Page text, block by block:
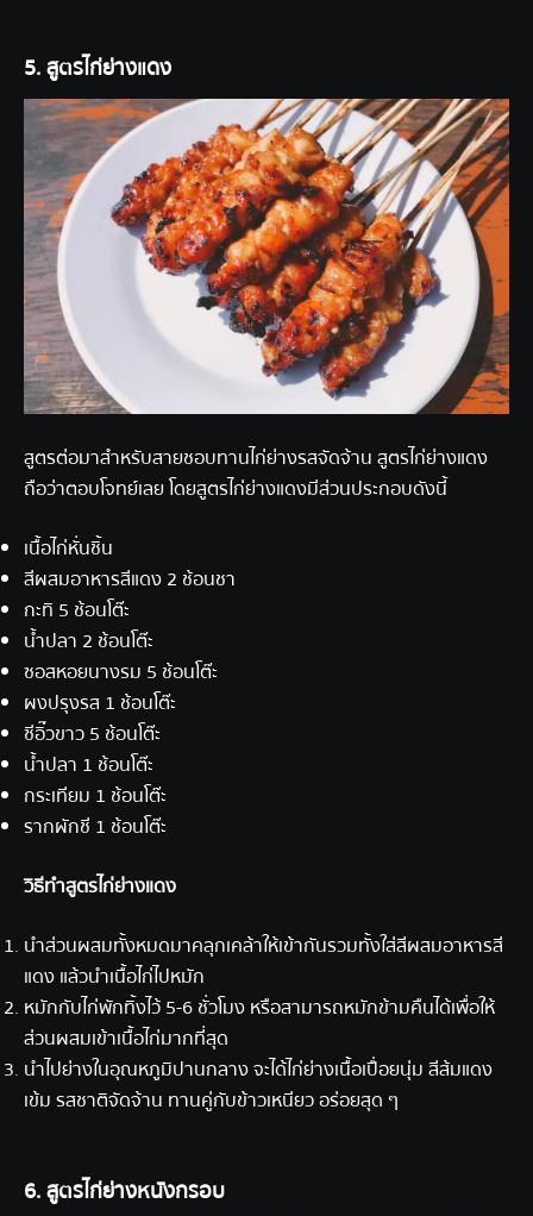
5. สูตรไก่ย่างแดง
สูตรต่อมาสำหรับสายชอบทานไก่ย่างรสจัดจ้าน สูตรไก่ย่างแดง
ถือว่าตอบโจทย์เลย โดยสูตรไก่ย่างแดงมีส่วนประกอบดังนี้
เนื้อไก่หั่นชิ้น
สีผสมอาหารสีแดง 2 ช้อนชา
กะทิ 5 ช้อนโต๊ะ
น้ำปลา 2 ช้อนโต๊ะ
ซอสหอยนางรม 5 ช้อนโต๊ะ
ผงปรุงรส 1 ช้อนโต๊ะ
ซีอิ๊วขาว 5 ช้อนโต๊ะ
น้ำปลา 1 ช้อนโต๊ะ
กระเทียม 1 ช้อนโต๊ะ
รากผักชี 1 ช้อนโต๊ะ
วิธีทำสูตรไก่ย่างแดง
นำส่วนผสมทั้งหมดมาคลุกเคล้าให้เข้ากันรวมทั้งใส่สีผสมอาหารสี
แดง แล้วนำเนื้อไก่ไปหมัก
หมักกับไก่พักทิ้งไว้ 5-6 ชั่วโมง หรือสามารถหมักข้ามคืนได้เพื่อให้
ส่วนผสมเข้าเนื้อไก่มากที่สุด
นำไปย่างในอุณหภูมิปานกลาง จะได้ไก่ย่างเนื้อเปื่อยนุ่ม สีส้มแดง
เข้ม รสชาติจัดจ้าน ทานคู่กับข้าวเหนียว อร่อยสุด ๆ
6. สูตรไก่ย่างหนังกรอบ